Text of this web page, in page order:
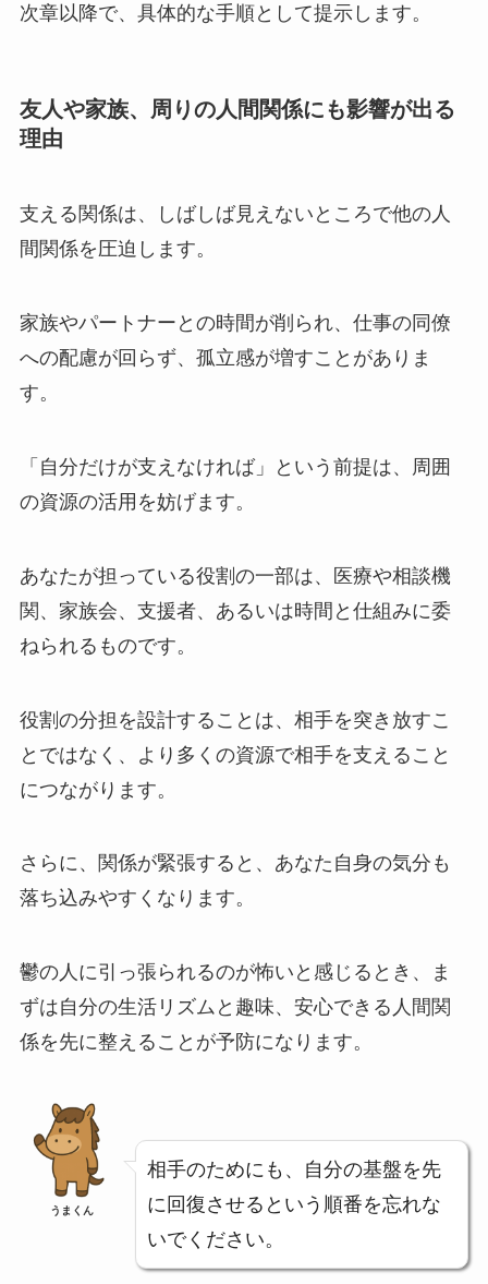
次章以降で、具体的な手順として提示します。
友人や家族、周りの人間関係にも影響が出る
理由
支える関係は、しばしば見えないところで他の人
間関係を圧迫します。
家族やパートナーとの時間が削られ、仕事の同僚
への配慮が回らず、孤立感が増すことがありま
す。
「自分だけが支えなければ」という前提は、周囲
の資源の活用を妨げます。
あなたが担っている役割の一部は、医療や相談機
関、家族会、支援者、あるいは時間と仕組みに委
ねられるものです。
役割の分担を設計することは、相手を突き放すこ
とではなく、より多くの資源で相手を支えること
につながります。
さらに、関係が緊張すると、あなた自身の気分も
落ち込みやすくなります。
鬱の人に引っ張られるのが怖いと感じるとき、ま
ずは自分の生活リズムと趣味、安心できる人間関
係を先に整えることが予防になります。
うまくん
相手のためにも、自分の基盤を先
に回復させるという順番を忘れな
いでください。